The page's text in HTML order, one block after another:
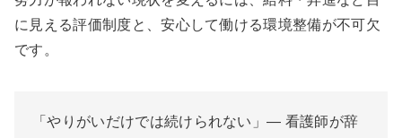
に見える評価制度と、安心して働ける環境整備が不可欠
です。
「やりがいだけでは続けられない」— 看護師が辞